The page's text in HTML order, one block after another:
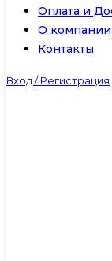
Оплата и
О компании
Контакты
Вход / Регистрация